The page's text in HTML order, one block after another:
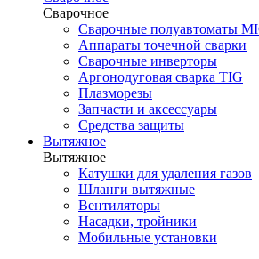
Сварочное
Сварочные полуавтоматы
Аппараты точечной сварки
Сварочные инверторы
Аргонодуговая сварка TIG
Плазморезы
Запчасти и аксессуары
Средства защиты
Вытяжное
Вытяжное
Катушки для удаления газов
Шланги вытяжные
Вентиляторы
Насадки, тройники
Мобильные установки